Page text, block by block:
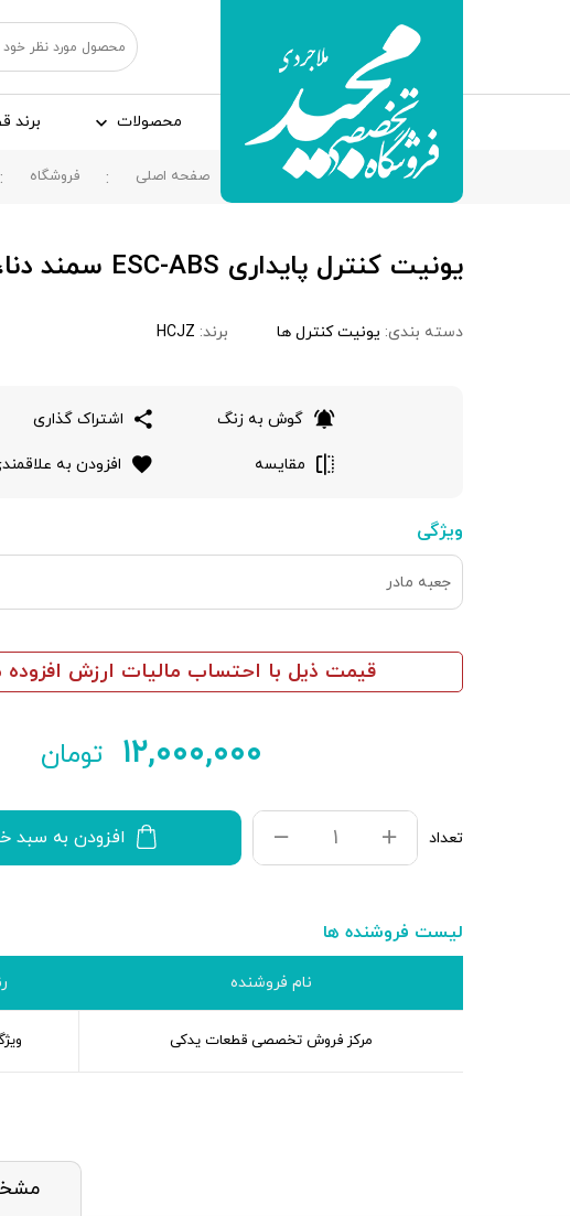
محصولات برند
صفحه اصلی فروشگاه
یونیت کنترل پایداری ESC-ABS سمند دنا، HCJZ
دسته بندی: یونیت کنترل ها برند: HCJZ
گوش به زنگ اشتراک گذاری
مقایسه افزودن به
ویژگی
جعبه مادر
قیمت ذیل با احتساب مالیات ارزش
۱۲,۰۰۰,۰۰۰ تومان
تعداد افزودن به سبد
لیست فروشنده ها
نام فروشنده
مرکز فروش تخصصی قطعات یدکی